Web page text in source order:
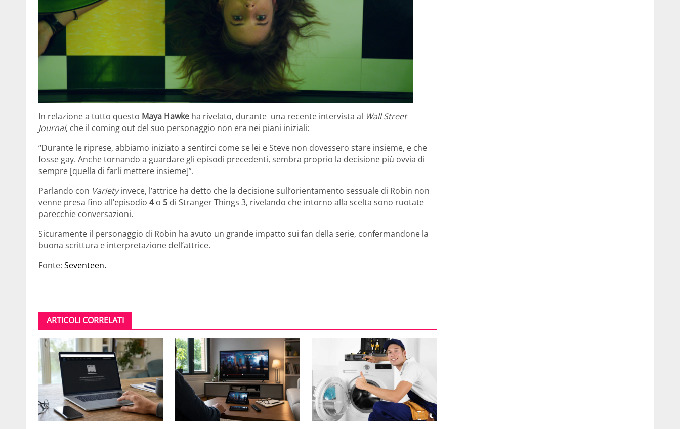
In relazione a tutto questo Maya Hawke ha rivelato, durante una recente intervista al Wall Street
Journal, che il coming out del suo personaggio non era nei piani iniziali:
“Durante le riprese, abbiamo iniziato a sentirci come se lei e Steve non dovessero stare insieme, e che
fosse gay. Anche tornando a guardare gli episodi precedenti, sembra proprio la decisione più ovvia di
sempre [quella di farli mettere insieme]”.
Parlando con Varietyinvece, l’attrice ha detto che la decisione sull’orientamento sessuale di Robin non
venne presa fino all’episodio 4o 5 di Stranger Things 3, rivelando che intorno alla scelta sono ruotate
parecchie conversazioni.
Sicuramente il personaggio di Robin ha avuto un grande impatto sui fan della serie, confermandone la
buona scrittura e interpretazione dell’attrice.
Fonte: Seventeen.
ARTICOLI CORRELATI